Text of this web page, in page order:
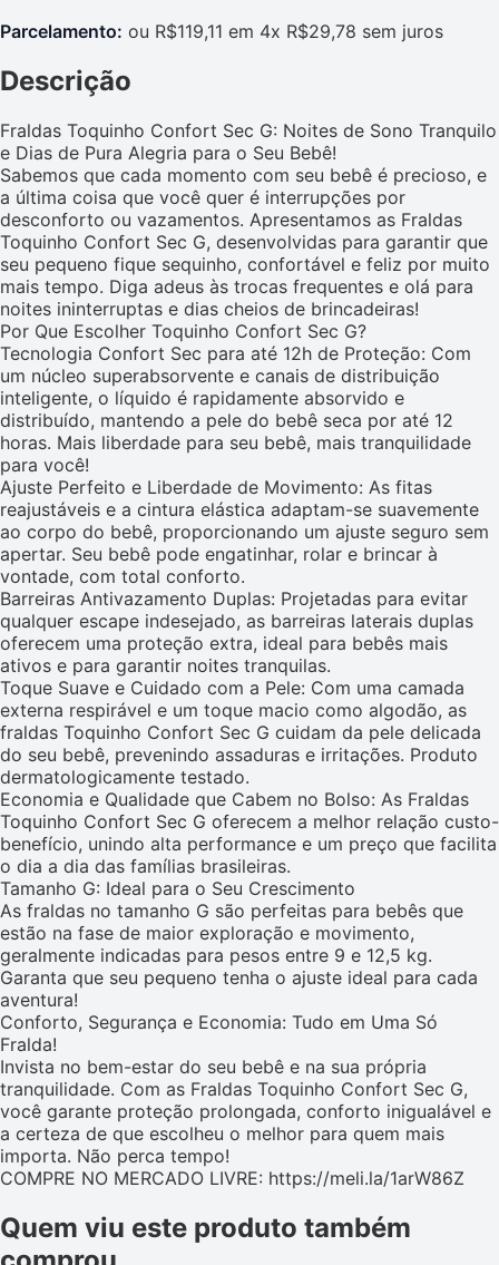
Parcelamento: ou R$119,11 em 4x R$29,78 sem juros
Descrição
Fraldas Toquinho Confort Sec G: Noites de Sono Tranquilo
e Dias de Pura Alegria para o Seu Bebê!
Sabemos que cada momento com seu bebê é precioso, e
a última coisa que você quer é interrupções por
desconforto ou vazamentos. Apresentamos as Fraldas
Toquinho Confort Sec G, desenvolvidas para garantir que
seu pequeno fique sequinho, confortável e feliz por muito
mais tempo. Diga adeus às trocas frequentes e olá para
noites ininterruptas e dias cheios de brincadeiras!
Por Que Escolher Toquinho Confort Sec G?
Tecnologia Confort Sec para até 12h de Proteção: Com
um núcleo superabsorvente e canais de distribuição
inteligente, o líquido é rapidamente absorvido e
distribuído, mantendo a pele do bebê seca por até 12
horas. Mais liberdade para seu bebê, mais tranquilidade
para você!
Ajuste Perfeito e Liberdade de Movimento: As fitas
reajustáveis e a cintura elástica adaptam-se suavemente
ao corpo do bebê, proporcionando um ajuste seguro sem
apertar. Seu bebê pode engatinhar, rolar e brincar à
vontade, com total conforto.
Barreiras Antivazamento Duplas: Projetadas para evitar
qualquer escape indesejado, as barreiras laterais duplas
oferecem uma proteção extra, ideal para bebês mais
ativos e para garantir noites tranquilas.
Toque Suave e Cuidado com a Pele: Com uma camada
externa respirável e um toque macio como algodão, as
fraldas Toquinho Confort Sec G cuidam da pele delicada
do seu bebê, prevenindo assaduras e irritações. Produto
dermatologicamente testado.
Economia e Qualidade que Cabem no Bolso: As Fraldas
Toquinho Confort Sec G oferecem a melhor relação custo-
benefício, unindo alta performance e um preço que facilita
o dia a dia das famílias brasileiras.
Tamanho G: Ideal para o Seu Crescimento
As fraldas no tamanho G são perfeitas para bebês que
estão na fase de maior exploração e movimento,
geralmente indicadas para pesos entre 9 e 12,5 kg.
Garanta que seu pequeno tenha o ajuste ideal para cada
aventura!
Conforto, Segurança e Economia: Tudo em Uma Só
Fralda!
Invista no bem-estar do seu bebê e na sua própria
tranquilidade. Com as Fraldas Toquinho Confort Sec G,
você garante proteção prolongada, conforto inigualável e
a certeza de que escolheu o melhor para quem mais
importa. Não perca tempo!
COMPRE NO MERCADO LIVRE: https://meli.la/1arW86Z
Quem viu este produto também